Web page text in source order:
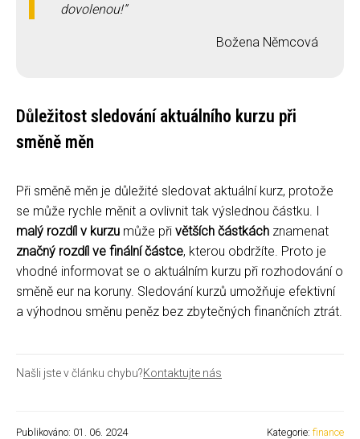
dovolenou!
Božena Němcová
Důležitost sledování aktuálního kurzu při
směně měn
Při směně měn je důležité sledovat aktuální kurz, protože
se může rychle měnit a ovlivnit tak výslednou částku. I
malý rozdíl v kurzu může při větších částkách znamenat
značný rozdíl ve finální částce, kterou obdržíte. Proto je
vhodné informovat se o aktuálním kurzu při rozhodování o
směně eur na koruny. Sledování kurzů umožňuje efektivní
a výhodnou směnu peněz bez zbytečných finančních ztrát.
Našli jste v článku chybu?Kontaktujte nás
Publikováno: 01. 06. 2024 Kategorie: finance